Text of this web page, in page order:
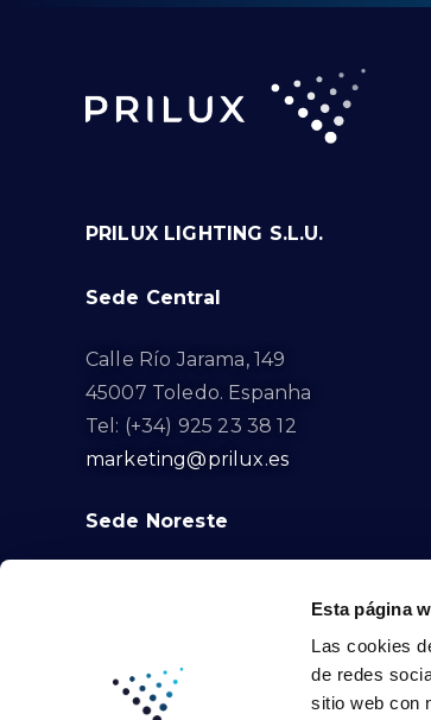
Esta página
Las cookies
de redes
sitio web con
PRILUX LIGHTING S.L.U.
Sede Central
Calle Río Jarama, 149
45007 Toledo. Espanha
Tel: (+34) 925 23 38 12
marketing@prilux.es
Sede Noreste
08791. Sant Llorenç d’Hortons.
Tel: (+34) 93 719 23 29